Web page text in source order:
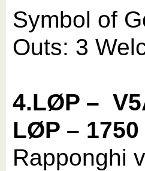
Symbol of
Outs: 3
4.LØP –
LØP – 1750
Rapponghi